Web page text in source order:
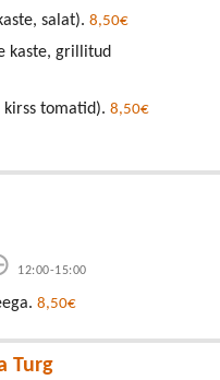
salat). 8,50€
kaste, grillitud
kirss tomatid). 8,50€
12:00-15:00
8,50€
Turg